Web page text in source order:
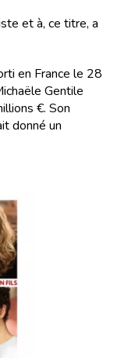
et à, ce titre, a
en France le 28
Gentile
€. Son
donné un